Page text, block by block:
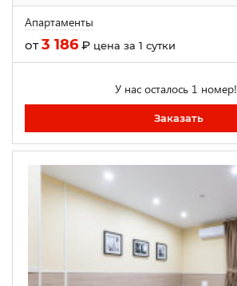
Апартаменты
от3 186 ₽ цена за 1 сутки
У нас осталось 1 номер!
Заказать